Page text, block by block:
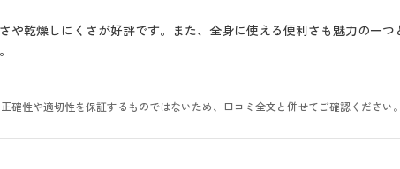
乾燥しにくさが好評です。また、全身に使える便利さも魅力の一
性や適切性を保証するものではないため、口コミ全文と併せてご確認ください。